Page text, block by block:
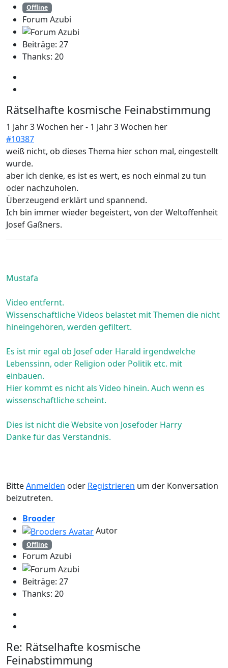
Offline
Forum Azubi
Beiträge: 27
Thanks: 20
Rätselhafte kosmische Feinabstimmung
1 Jahr 3 Wochen her- 1 Jahr 3 Wochen her
#10387
weiß nicht, ob dieses Thema hier schon mal, eingestellt
wurde.
aber ich denke, es ist es wert, es noch einmal zu tun
oder nachzuholen.
Überzeugend erklärt und spannend.
Ich bin immer wieder begeistert, von der Weltoffenheit
Josef Gaßners.
Mustafa
Video entfernt.
Wissenschaftliche Videos belastet mit Themen die nicht
hineingehören, werden gefiltert.
Es ist mir egal ob Josef oder Harald irgendwelche
Lebenssinn, oder Religion oder Politik etc. mit
einbauen.
Hier kommt es nicht als Video hinein. Auch wenn es
wissenschaftliche scheint.
Dies ist nicht die Website von Josefoder Harry
Danke für das Verständnis.
BitteAnmelden oder Registrieren um der Konversation
beizutreten.
Brooder
Autor
Offline
Forum Azubi
Beiträge: 27
Thanks: 20
Re: Rätselhafte kosmische
Feinabstimmung